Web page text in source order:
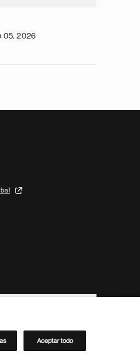
05, 2026
Directorio de Novartis
Aceptar todo